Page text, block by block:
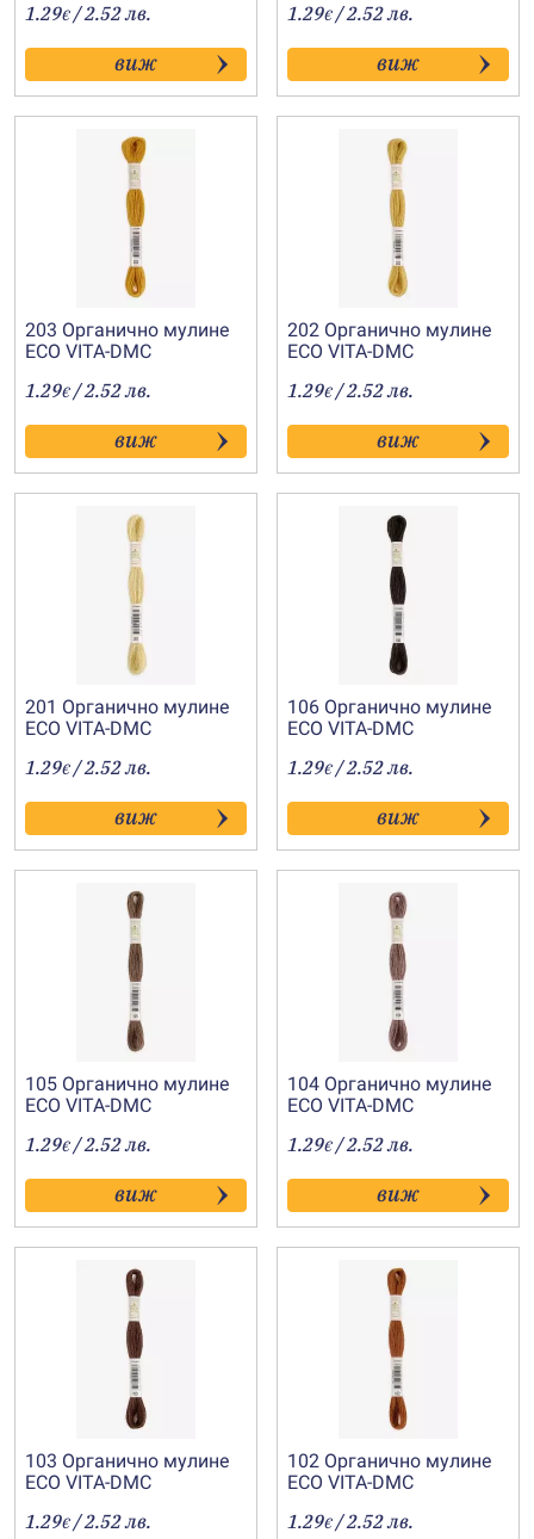
1.29€ / 2.52 лв.
виж
1.29€ / 2.52 лв.
виж
203 Органично мулине
ECO VITA-DMC
1.29€ / 2.52 лв.
виж
202 Органично мулине
ECO VITA-DMC
1.29€ / 2.52 лв.
виж
201 Органично мулине
ECO VITA-DMC
1.29€ / 2.52 лв.
виж
106 Органично мулине
ECO VITA-DMC
1.29€ / 2.52 лв.
виж
105 Органично мулине
ECO VITA-DMC
1.29€ / 2.52 лв.
виж
104 Органично мулине
ECO VITA-DMC
1.29€ / 2.52 лв.
виж
103 Органично мулине
ECO VITA-DMC
1.29€ / 2.52 лв.
102 Органично мулине
ECO VITA-DMC
1.29€ / 2.52 лв.